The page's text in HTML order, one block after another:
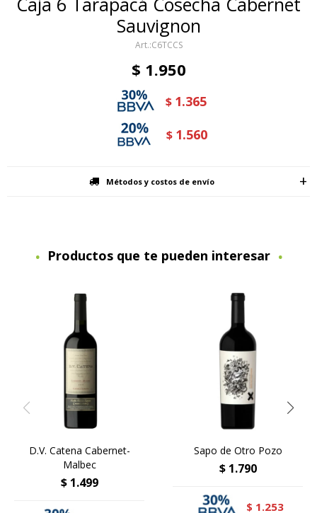
Sauvignon
C6TCCS
$ 1.950
$ 1.365
$ 1.560
Métodos y costos de envío
Productos que te pueden interesar
D.V. Catena Cabernet-
Malbec
$ 1.499
Sapo de Otro Pozo
$ 1.790
$ 1.253